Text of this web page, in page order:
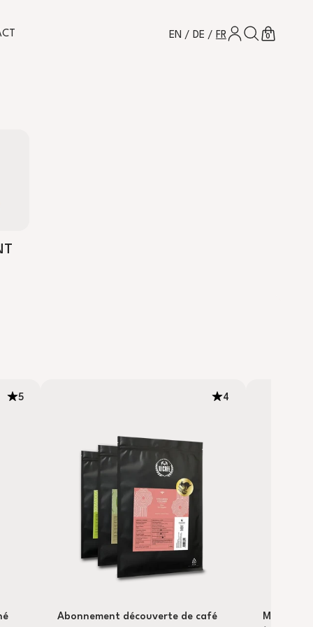
EN / DE / FRCONNEXION
CHERCHER
PANIER
0
5 4
Abonnement découverte de café
Mélange